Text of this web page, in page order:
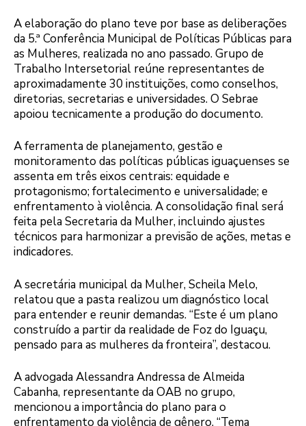
A elaboração do plano teve por base as deliberações
da 5.ª Conferência Municipal de Políticas Públicas para
as Mulheres, realizada no ano passado. Grupo de
Trabalho Intersetorial reúne representantes de
aproximadamente 30 instituições, como conselhos,
diretorias, secretarias e universidades. O Sebrae
apoiou tecnicamente a produção do documento.
A ferramenta de planejamento, gestão e
monitoramento das políticas públicas iguaçuenses se
assenta em três eixos centrais: equidade e
protagonismo; fortalecimento e universalidade; e
enfrentamento à violência. A consolidação final será
feita pela Secretaria da Mulher, incluindo ajustes
técnicos para harmonizar a previsão de ações, metas e
indicadores.
A secretária municipal da Mulher, Scheila Melo,
relatou que a pasta realizou um diagnóstico local
para entender e reunir demandas. “Este é um plano
construído a partir da realidade de Foz do Iguaçu,
pensado para as mulheres da fronteira”, destacou.
A advogada Alessandra Andressa de Almeida
Cabanha, representante da OAB no grupo,
mencionou a importância do plano para o
enfrentamento da violência de gênero. “Tema